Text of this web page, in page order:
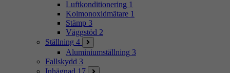
Luftkonditionering 1
Kolmonoxidmätare 1
Stämp 3
Väggstöd 2
Ställning 4
Aluminiumställning 3
Fallskydd 3
Inhägnad 17